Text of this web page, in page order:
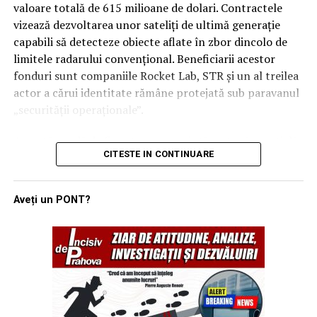
transformând semnăturile de astăzi într-o realitate
operativă.
valoare totală de 615 milioane de dolari. Contractele
vizează dezvoltarea unor sateliți de ultimă generație
capabili să detecteze obiecte aflate în zbor dincolo de
limitele radarului convențional. Beneficiarii acestor
fonduri sunt companiile Rocket Lab, STR și un al treilea
actor a cărui identitate rămâne protejată sub paravanul
„securității operaționale”.
Această rundă de finanțare reprezintă o etapă esențială
în programul SB-AMTI (Space-Based Airborne Moving
lansat în luna aprilie a acestui an. Inițiativa este
gestionată de biroul de portofoliu pentru detecție și
țintire spațială, având ca scop final crearea unei rețele
de senzori orbitali care să elimine „zonele oarbe” în fața
noilor tehnologii de zbor ale adversarilor.
Dincolo de hegemonia SpaceX: Diversificarea
tehnologică devine prioritate națională
CITESTE IN CONTINUARE
Aveți un PONT?